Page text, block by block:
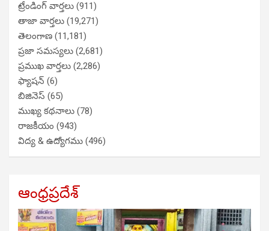
ట్రేండింగ్ వార్తలు (911)
తాజా వార్తలు (19,271)
తెలంగాణ (11,181)
ప్రజా సమస్యలు (2,681)
ప్రముఖ వార్తలు (2,286)
ఫ్యాషన్ (6)
బిజినెస్ (65)
ముఖ్య కథనాలు (78)
రాజకీయం (943)
విద్య & ఉద్యోగము (496)
ఆంధ్రప్రదేశ్